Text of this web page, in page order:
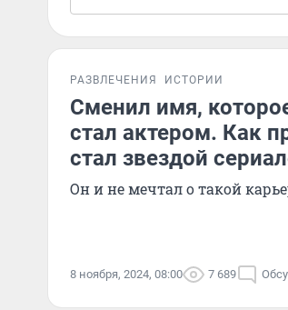
РАЗВЛЕЧЕНИЯ ИСТОРИИ
Сменил имя,
стал актером. Как
стал звездой
Он и не мечтал о такой
8 ноября, 2024, 08:00 7 689